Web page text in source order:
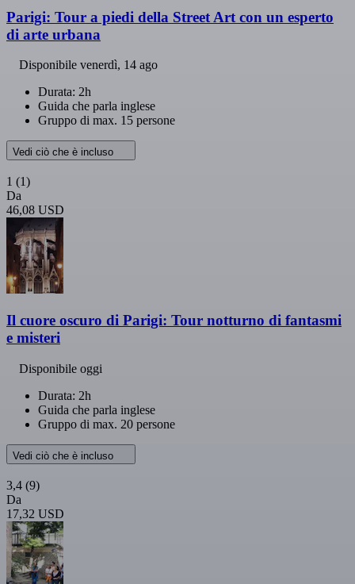
Parigi: Tour a piedi della Street Art con un esperto
di arte urbana
Disponibile venerdì, 14 ago
Durata: 2h
Guida che parla inglese
Gruppo di max. 15 persone
Vedi ciò che è incluso
1 (1)
Da
46,08 USD
Il cuore oscuro di Parigi: Tour notturno di fantasmi
e misteri
Disponibile oggi
Durata: 2h
Guida che parla inglese
Gruppo di max. 20 persone
Vedi ciò che è incluso
3,4 (9)
Da
17,32 USD